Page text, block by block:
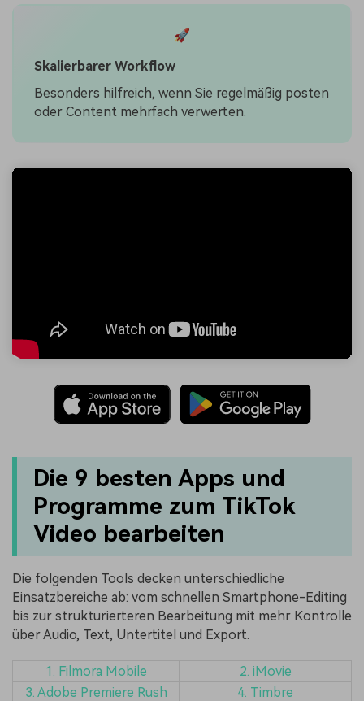
🚀
Skalierbarer Workflow
Besonders hilfreich, wenn Sie regelmäßig posten
oder Content mehrfach verwerten.
Die 9 besten Apps und
Programme zum TikTok
Video bearbeiten
Die folgenden Tools decken unterschiedliche
Einsatzbereiche ab: vom schnellen Smartphone-Editing
bis zur strukturierteren Bearbeitung mit mehr Kontrolle
über Audio, Text, Untertitel und Export.
1. Filmora Mobile
2. iMovie
3. Adobe Premiere Rush
4. Timbre